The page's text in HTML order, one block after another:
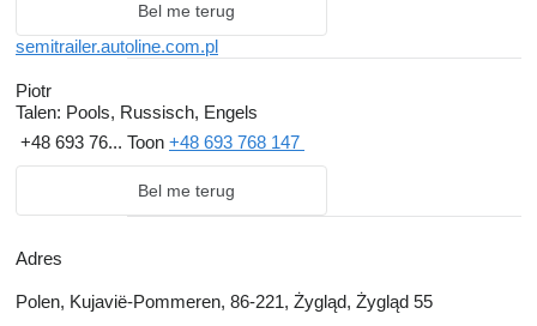
Bel me terug
semitrailer.autoline.com.pl
Piotr
Talen: Pools, Russisch, Engels
+48 693 76... Toon +48 693 768 147
Bel me terug
Adres
Polen, Kujavië-Pommeren, 86-221, Żygląd, Żygląd 55